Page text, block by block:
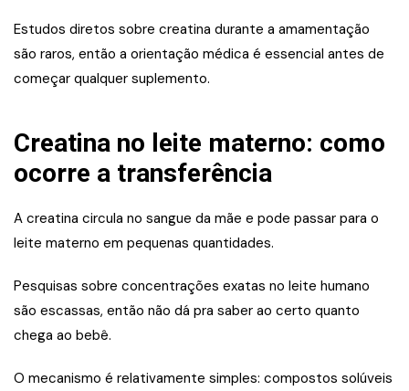
Estudos diretos sobre creatina durante a amamentação
são raros, então a orientação médica é essencial antes de
começar qualquer suplemento.
Creatina no leite materno: como
ocorre a transferência
A creatina circula no sangue da mãe e pode passar para o
leite materno em pequenas quantidades.
Pesquisas sobre concentrações exatas no leite humano
são escassas, então não dá pra saber ao certo quanto
chega ao bebê.
O mecanismo é relativamente simples: compostos solúveis